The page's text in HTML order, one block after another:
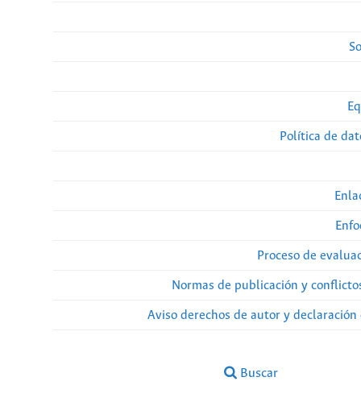
Política de
Proceso de
Normas de publicación y
Aviso derechos de autor y
Buscar